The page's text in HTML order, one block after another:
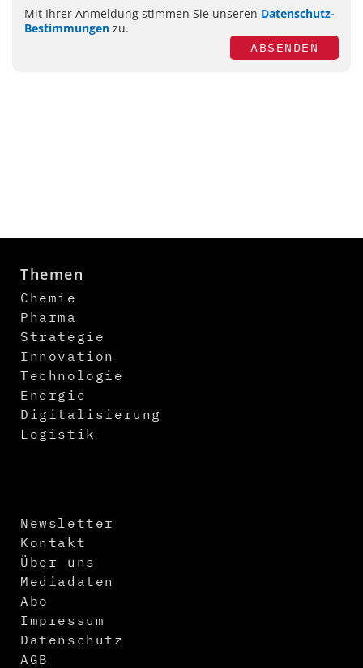
Mit Ihrer Anmeldung stimmen Sie unseren Datenschutz-
Bestimmungen zu.
ABSENDEN
Themen
Chemie
Pharma
Strategie
Innovation
Technologie
Energie
Digitalisierung
Logistik
Newsletter
Kontakt
Über uns
Mediadaten
Abo
Impressum
Datenschutz
AGB